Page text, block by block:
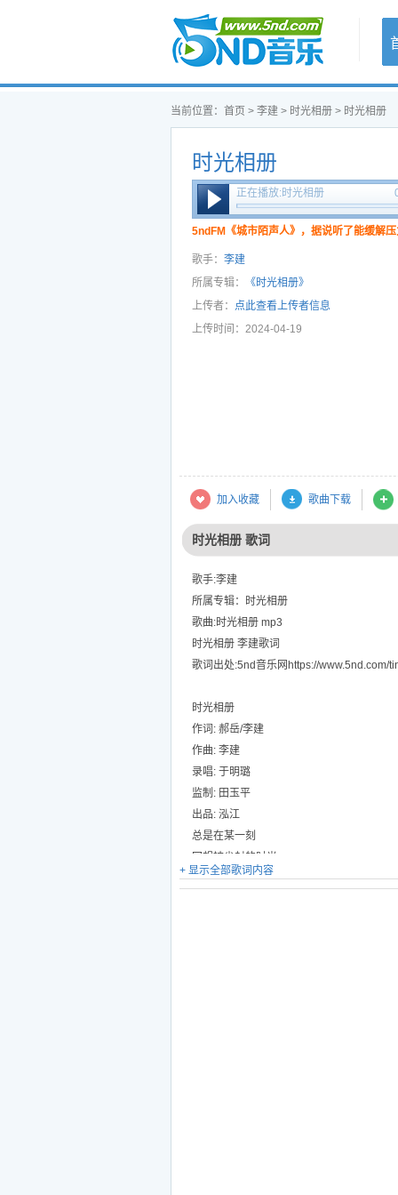
首页
当前位置： 首页 > 李建 > 时光相册 > 时光相册
时光相册
正在播放:时光相册
5ndFM《城市陌声人》，据说听了能缓解压
歌手： 李建
所属专辑：
《时光相册》
上传者： 点此查看上传者信息
上传时间：2024-04-19
加入收藏 歌曲下载
时光相册 歌词
歌手:李建
所属专辑：时光相册
歌曲:时光相册 mp3
时光相册 李建歌词
歌词出处:5nd音乐网https://www.5nd.com/
时光相册
作词: 郝岳/李建
作曲: 李建
录唱: 于明璐
监制: 田玉平
出品: 泓江
总是在某一刻
回想被尘封的时光
青春不短不长
+ 显示全部歌词内容